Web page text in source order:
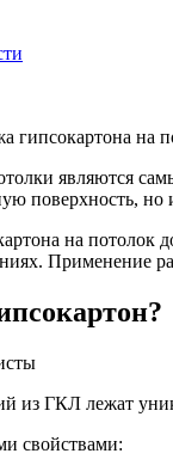
являются
поверхность,
на потолок
Применение
из ГКЛ лежат
свойствами: